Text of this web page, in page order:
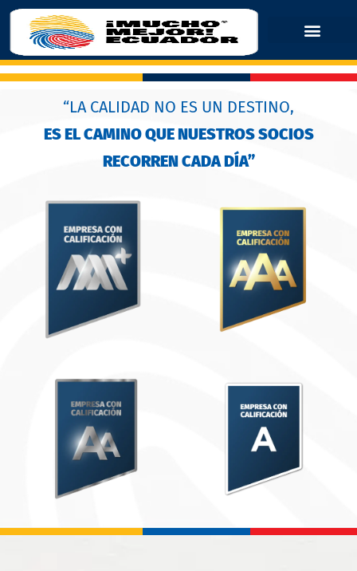
“LA CALIDAD NO ES UN DESTINO,
ES EL CAMINO QUE NUESTROS SOCIOS
RECORREN CADA DÍA”